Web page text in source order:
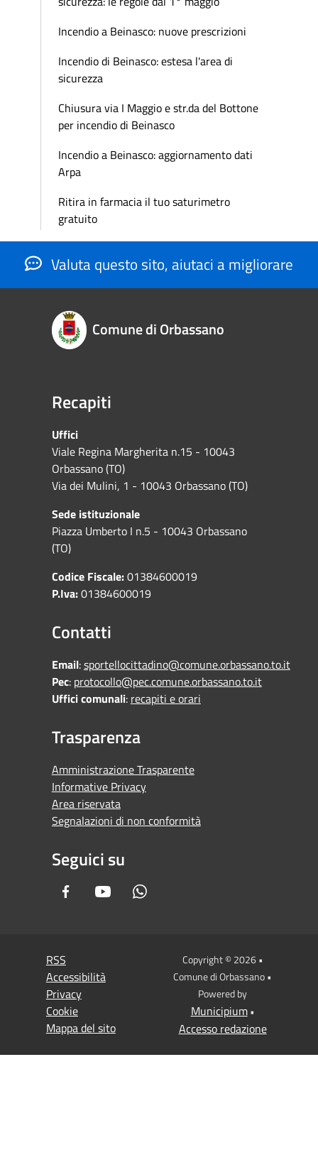
Incendio a Beinasco: nuove prescrizioni
Incendio di Beinasco: estesa l'area di
sicurezza
Chiusura via I Maggio e str.da del Bottone
per incendio di Beinasco
Incendio a Beinasco: aggiornamento dati
Arpa
Ritira in farmacia il tuo saturimetro
gratuito
Valuta questo sito, aiutaci a migliorare
Comune di Orbassano
Recapiti
Uffici
Viale Regina Margherita n.15 - 10043
Orbassano (TO)
Via dei Mulini, 1 - 10043 Orbassano (TO)
Sede istituzionale
Piazza Umberto I n.5 - 10043 Orbassano
(TO)
Codice Fiscale:01384600019
P.Iva:01384600019
Contatti
Email:sportellocittadino@comune.orbassano.to.it
Pec: protocollo@pec.comune.orbassano.to.it
Uffici comunali: recapiti e orari
Trasparenza
Amministrazione Trasparente
Informative Privacy
Area riservata
Segnalazioni di non conformità
Seguici su
FacebookYoutube
RSS
Accessibilità
Privacy
Cookie
Mappa del sito
Copyright © 2026 •
Comune di Orbassano •
Powered by
Municipium•
Accesso redazione